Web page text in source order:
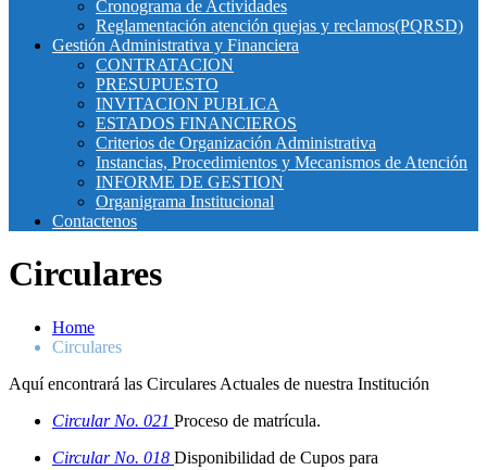
Cronograma de Actividades
Reglamentación atención quejas y reclamos(PQRSD)
Gestión Administrativa y Financiera
CONTRATACION
PRESUPUESTO
INVITACION PUBLICA
ESTADOS FINANCIEROS
Criterios de Organización Administrativa
Instancias, Procedimientos y Mecanismos de Atención
INFORME DE GESTION
Organigrama Institucional
Contactenos
Circulares
Home
Circulares
Aquí encontrará las Circulares Actuales de nuestra Institución
Circular No. 021 Proceso de matrícula.
Circular No. 018 Disponibilidad de Cupos para